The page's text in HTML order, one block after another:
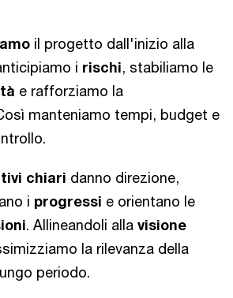
il progetto dall'inizio alla
i rischi, stabiliamo le
e rafforziamo la
manteniamo tempi, budget e
chiari danno direzione,
i progressi e orientano le
. Allineandoli alla visione
la rilevanza della
periodo.